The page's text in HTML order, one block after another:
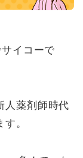
サイコーで
人薬剤師時代
。